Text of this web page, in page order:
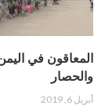
المعاقون في
والحصار
أبريل 6, 2019